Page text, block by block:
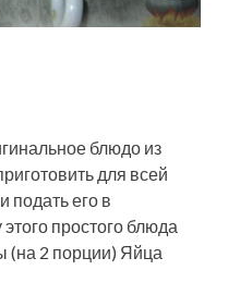
блюдо из
для всей
подать его в
простого блюда
(на 2 порции) Яйца